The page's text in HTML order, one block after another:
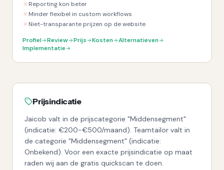
Reporting kon beter
Minder flexibel in custom workflows
Niet-transparante prijzen op de website
Profiel
Review Prijs Kosten
Alternatieven
Implementatie
Prijsindicatie
Jaicob valt in de prijscategorie "Middensegment"
(indicatie: €200-€500/maand). Teamtailor valt in
de categorie "Middensegment" (indicatie:
Onbekend). Voor een exacte prijsindicatie op maat
raden wij aan de gratis quickscan te doen.